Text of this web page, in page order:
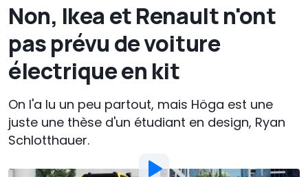
Non, Ikea et Renault n'ont
pas prévu de voiture
électrique en kit
On l'a lu un peu partout, mais Höga est une
juste une thèse d'un étudiant en design, Ryan
Schlotthauer.